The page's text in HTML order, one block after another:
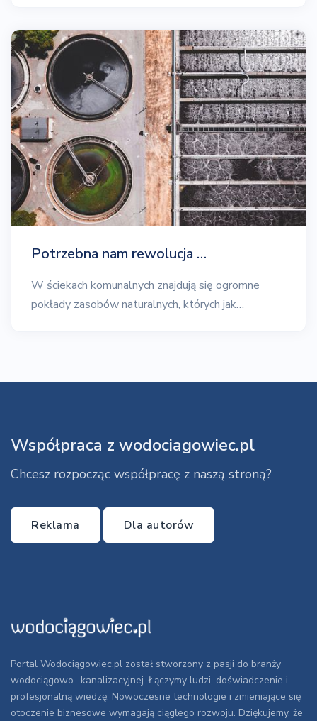
Potrzebna nam rewolucja …
W ściekach komunalnych znajdują się ogromne
pokłady zasobów naturalnych, których jak…
Współpraca z wodociagowiec.pl
Chcesz rozpocząc współpracę z naszą stroną?
Reklama Dla autorów
Portal Wodociągowiec.pl został stworzony z pasji do branży
wodociągowo- kanalizacyjnej. Łączymy ludzi, doświadczenie i
profesjonalną wiedzę. Nowoczesne technologie i zmieniające się
otoczenie biznesowe wymagają ciągłego rozwoju. Dziękujemy, że